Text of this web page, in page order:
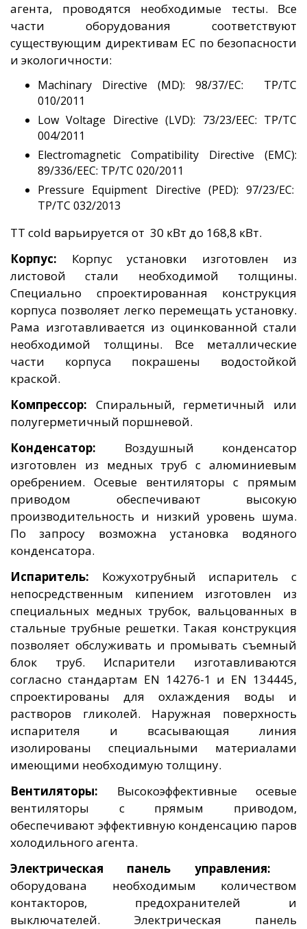
агента, проводятся необходимые тесты. Все
части оборудования соответствуют
существующим директивам ЕС по безопасности
и экологичности:
Machinary Directive (MD): 98/37/EC: ТР/ТС
010/2011
Low Voltage Directive (LVD): 73/23/EEC: ТР/ТС
004/2011
Electromagnetic Compatibility Directive (EMC):
89/336/EEC: ТР/ТС 020/2011
Pressure Equipment Directive (PED): 97/23/EC:
ТР/ТС 032/2013
TT cold варьируется от 30 кВт до 168,8 кВт.
Корпус: Корпус установки изготовлен из
листовой стали необходимой толщины.
Специально спроектированная конструкция
корпуса позволяет легко перемещать установку.
Рама изготавливается из оцинкованной стали
необходимой толщины. Все металлические
части корпуса покрашены водостойкой
краской.
Компрессор: Спиральный, герметичный или
полугерметичный поршневой.
Конденсатор: Воздушный конденсатор
изготовлен из медных труб с алюминиевым
оребрением. Осевые вентиляторы с прямым
приводом обеспечивают высокую
производительность и низкий уровень шума.
По запросу возможна установка водяного
конденсатора.
Испаритель: Кожухотрубный испаритель с
непосредственным кипением изготовлен из
специальных медных трубок, вальцованных в
стальные трубные решетки. Такая конструкция
позволяет обслуживать и промывать съемный
блок труб. Испарители изготавливаются
согласно стандартам EN 14276-1 и EN 134445,
спроектированы для охлаждения воды и
растворов гликолей. Наружная поверхность
испарителя и всасывающая линия
изолированы специальными материалами
имеющими необходимую толщину.
Вентиляторы: Высокоэффективные осевые
вентиляторы с прямым приводом,
обеспечивают эффективную конденсацию паров
холодильного агента.
Электрическая панель управления:
оборудована необходимым количеством
контакторов, предохранителей и
выключателей. Электрическая панель